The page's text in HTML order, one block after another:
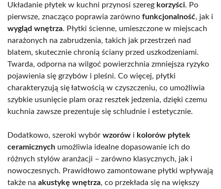
Układanie płytek w kuchni przynosi szereg korzyści. Po
pierwsze, znacząco poprawia zarówno funkcjonalność, jak i
wygląd wnętrza. Płytki ścienne, umieszczone w miejscach
narażonych na zabrudzenia, takich jak przestrzeń nad
blatem, skutecznie chronią ściany przed uszkodzeniami.
Twarda, odporna na wilgoć powierzchnia zmniejsza ryzyko
pojawienia się grzybów i pleśni. Co więcej, płytki
charakteryzują się łatwością w czyszczeniu, co umożliwia
szybkie usunięcie plam oraz resztek jedzenia, dzięki czemu
kuchnia zawsze prezentuje się schludnie i estetycznie.
Dodatkowo, szeroki wybór wzorów i kolorów płytek
ceramicznych umożliwia idealne dopasowanie ich do
różnych stylów aranżacji – zarówno klasycznych, jak i
nowoczesnych. Prawidłowo zamontowane płytki wpływają
także na akustykę wnętrza, co przekłada się na większy